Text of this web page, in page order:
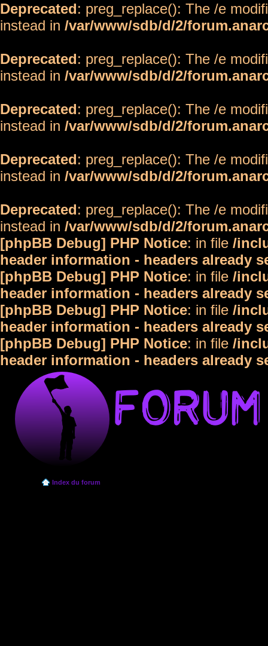
Deprecated: preg_replace(): The /e
instead in /var/www/sdb/d/2/
Deprecated: preg_replace(): The /e
instead in /var/www/sdb/d/2/
Deprecated: preg_replace(): The /e
instead in /var/www/sdb/d/2/
Deprecated: preg_replace(): The /e
instead in /var/www/sdb/d/2/
Deprecated: preg_replace(): The /e
instead in /var/www/sdb/d/2/
[phpBB Debug] PHP Notice: in file /
header information - headers already
[phpBB Debug] PHP Notice: in file /
header information - headers already
[phpBB Debug] PHP Notice: in file /
header information - headers already
[phpBB Debug] PHP Notice: in file /
header information - headers already
Index du forum